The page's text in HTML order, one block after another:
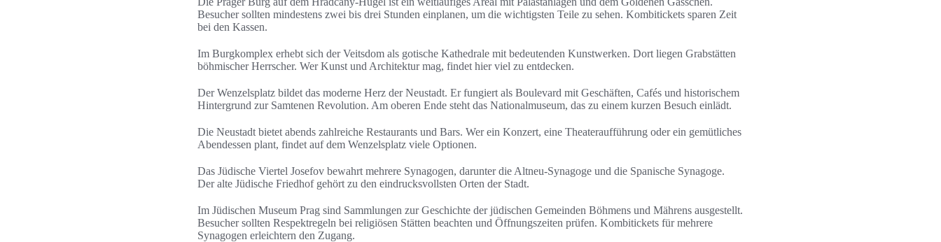
Besucher sollten mindestens zwei bis drei Stunden einplanen, um die wichtigsten Teile zu sehen. Kombitickets sparen Zeit
bei den Kassen.
Im Burgkomplex erhebt sich der Veitsdom als gotische Kathedrale mit bedeutenden Kunstwerken. Dort liegen Grabstätten
böhmischer Herrscher. Wer Kunst und Architektur mag, findet hier viel zu entdecken.
Der Wenzelsplatz bildet das moderne Herz der Neustadt. Er fungiert als Boulevard mit Geschäften, Cafés und historischem
Hintergrund zur Samtenen Revolution. Am oberen Ende steht das Nationalmuseum, das zu einem kurzen Besuch einlädt.
Die Neustadt bietet abends zahlreiche Restaurants und Bars. Wer ein Konzert, eine Theateraufführung oder ein gemütliches
Abendessen plant, findet auf dem Wenzelsplatz viele Optionen.
Das Jüdische Viertel Josefov bewahrt mehrere Synagogen, darunter die Altneu-Synagoge und die Spanische Synagoge.
Der alte Jüdische Friedhof gehört zu den eindrucksvollsten Orten der Stadt.
Im Jüdischen Museum Prag sind Sammlungen zur Geschichte der jüdischen Gemeinden Böhmens und Mährens ausgestellt.
Besucher sollten Respektregeln bei religiösen Stätten beachten und Öffnungszeiten prüfen. Kombitickets für mehrere
Synagogen erleichtern den Zugang.